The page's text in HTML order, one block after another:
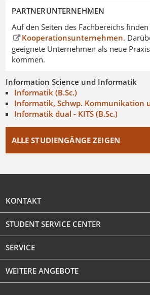
PARTNERUNTERNEHMEN
Auf den Seiten des Fachbereichs
Kooperationsunternehmen.
geeignete Unternehmen als neue
kommen.
Information Science und Informatik
Informatik (B.Sc.)
Informatik, Schwp. Kommunikation
Informatik dual - KITS (B.Sc.)
ALLE STUDIENGÄNGE ZEIGEN
KONTAKT
STUDENT SERVICE CENTER
SERVICE
WEITERE ANGEBOTE